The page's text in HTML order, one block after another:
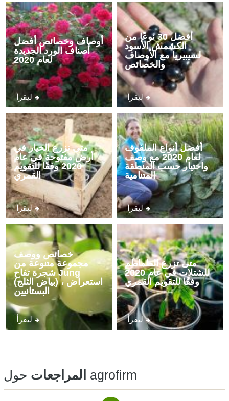
أوصاف وخصائص أفضل
أصناف الورد الجديدة
لعام 2020
ليقرأ
أفضل 30 نوعًا من
الكشمش الأسود
لسيبيريا مع الأوصاف
والخصائص
ليقرأ
متى تزرع الخيار في
أرض مفتوحة في عام
2020 وفقًا للتقويم
القمري
ليقرأ
أفضل أنواع الملفوف
لعام 2020 مع وصف
واختيار حسب المنطقة
المتنامية
ليقرأ
خصائص ووصف
مجموعة متنوعة من
شجرة تفاح Jung
(بياض الثلج) ، استعراض
البستانيين
ليقرأ
متى تزرع الطماطم
للشتلات في عام 2020
وفقًا للتقويم القمري
ليقرأ
المراجعات حول agrofirm